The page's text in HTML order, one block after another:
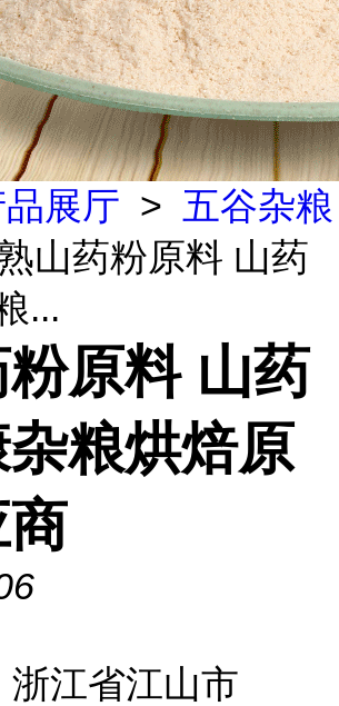
品展厅 > 五谷杂粮
山药粉原料 山药
...
原料 山药
粮烘焙原
浙江省江山市